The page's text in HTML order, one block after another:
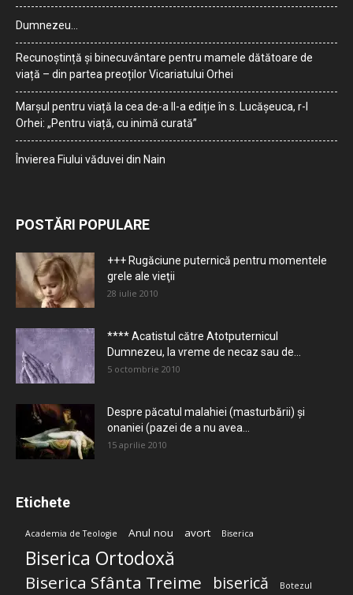
Dumnezeu…
Recunoștință și binecuvântare pentru mamele dătătoare de
viață – din partea preoților Vicariatului Orhei
Marșul pentru viață la cea de-a II-a ediție în s. Lucășeuca, r-l
Orhei: „Pentru viață, cu inimă curată”
Învierea Fiului văduvei din Nain
POSTĂRI POPULARE
+++ Rugăciune puternică pentru momentele
grele ale vieţii
28 iulie 2010
**** Acatistul către Atotputernicul
Dumnezeu, la vreme de necaz sau de...
5 octombrie 2010
Despre păcatul malahiei (masturbării) şi
onaniei (pazei de a nu avea...
15 aprilie 2010
Etichete
Academia de Teologie Anul nou avort Biserica
Biserica Ortodoxă
Biserica Sfânta Treime biserică Botezul